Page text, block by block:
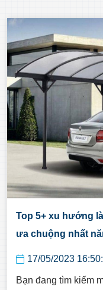
Top 5+ xu hướng
ưa chuộng nhất
17/05/2023
Bạn đang tìm kiếm